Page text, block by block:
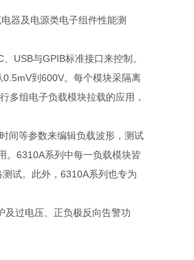
器及电源类电子组件性能测
USB与GPIB标准接口来控制。
0.5mV到 600V。每个模块采隔离
多组电子负载模块拉载的应用，
间等参数来编辑负载波形，测试
。 6310A系列中每一负载模块皆
试。此外， 6310A系列也专为
及过电压、正负极反向告警功